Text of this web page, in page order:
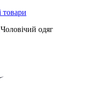
Чоловічий одяг